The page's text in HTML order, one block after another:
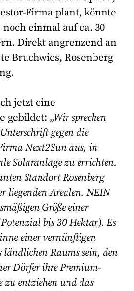
Firma plant, könnte
einmal auf ca. 30
Direkt angrenzend an
Bruchwies, Rosenberg
jetzt eine
gebildet: „Wir sprechen
gegen die
Next2Sun aus, in
Solaranlage zu errichten.
Standort Rosenberg
liegenden Arealen. NEIN
Größe einer
bis 30 Hektar). Es
einer vernünftigen
Raums sein, den
Dörfer ihre Premium-
zu entziehen und das